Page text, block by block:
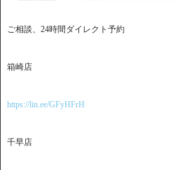
ご相談、24時間ダイレクト予約
箱崎店
https://lin.ee/GFyHFrH
千早店